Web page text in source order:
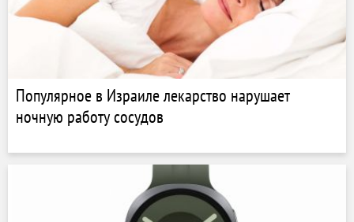
Популярное в Израиле лекарство нарушает
ночную работу сосудов